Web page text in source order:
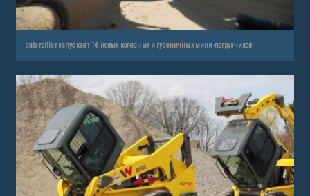
caterpillar запускает 16 новых колесных и гусеничных мини-погрузчиков